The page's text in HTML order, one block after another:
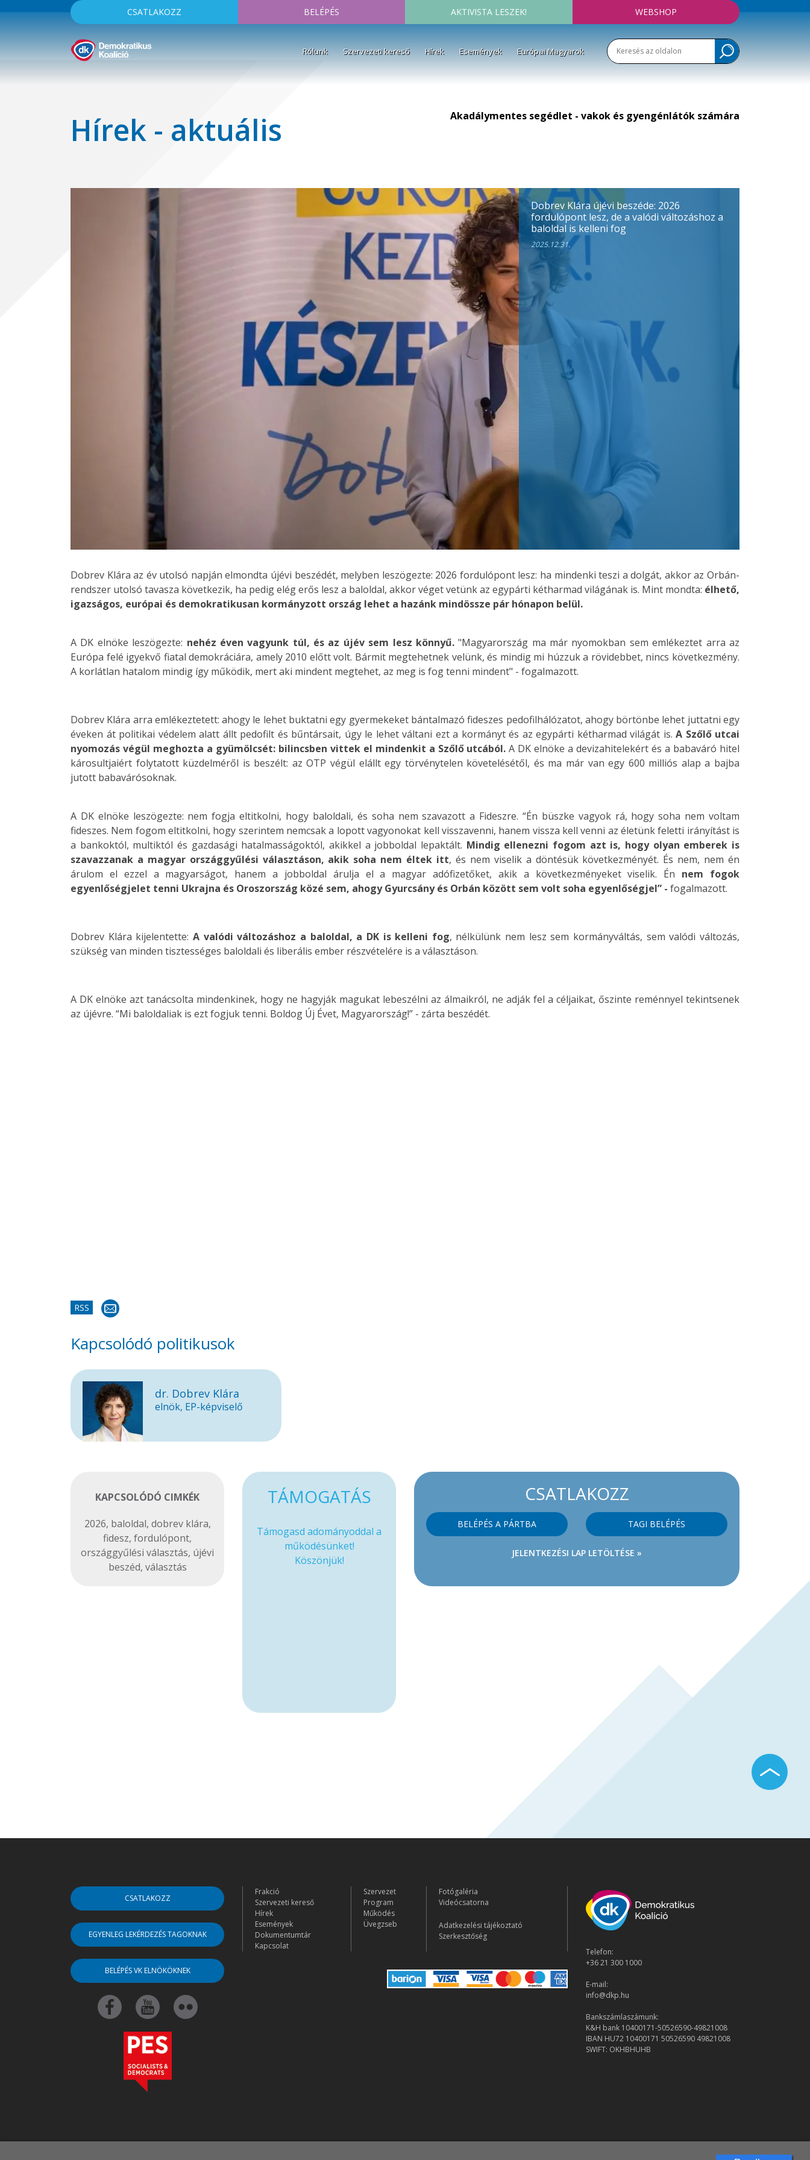
CSATLAKOZZ BELÉPÉS AKTIVISTA LESZEK! WEBSHOP
Rólunk Szervezeti kereső Hírek Események Európai Magyarok
Hírek - aktuális Akadálymentes segédlet - vakok és gyengénlátók számára
Dobrev Klára újévi beszéde: 2026
fordulópont lesz, de a valódi változáshoz a
baloldal is kelleni fog
2025.12.31.
Dobrev Klára az év utolsó napján elmondta újévi beszédét, melyben leszögezte: 2026 fordulópont lesz: ha mindenki teszi a dolgát, akkor az Orbán-
rendszer utolsó tavasza következik, ha pedig elég erős lesz a baloldal, akkor véget vetünk az egypárti kétharmad világának is. Mint mondta: élhető,
igazságos, európai és demokratikusan kormányzott ország lehet a hazánk mindössze pár hónapon belül.
A DK elnöke leszögezte: nehéz éven vagyunk túl, és az újév sem lesz könnyű."Magyarország ma már nyomokban sem emlékeztet arra az
Európa felé igyekvő fiatal demokráciára, amely 2010 előtt volt. Bármit megtehetnek velünk, és mindig mi húzzuk a rövidebbet, nincs következmény.
A korlátlan hatalom mindig így működik, mert aki mindent megtehet, az meg is fog tenni mindent" - fogalmazott.
Dobrev Klára arra emlékeztetett: ahogy le lehet buktatni egy gyermekeket bántalmazó fideszes pedofilhálózatot, ahogy börtönbe lehet juttatni egy
éveken át politikai védelem alatt állt pedofilt és bűntársait, úgy le lehet váltani ezt a kormányt és az egypárti kétharmad világát is. A Szőlő utcai
nyomozás végül meghozta a gyümölcsét: bilincsben vittek el mindenkit a Szőlő utcából. A DK elnöke a devizahitelekért és a babaváró hitel
károsultjaiért folytatott küzdelméről is beszélt: az OTP végül elállt egy törvénytelen követelésétől, és ma már van egy 600 milliós alap a bajba
jutott babavárósoknak.
A DK elnöke leszögezte: nem fogja eltitkolni, hogy baloldali, és soha nem szavazott a Fideszre. “Én büszke vagyok rá, hogy soha nem voltam
fideszes. Nem fogom eltitkolni, hogy szerintem nemcsak a lopott vagyonokat kell visszavenni, hanem vissza kell venni az életünk feletti irányítást is
a bankoktól, multiktól és gazdasági hatalmasságoktól, akikkel a jobboldal lepaktált. Mindig ellenezni fogom azt is, hogy olyan emberek is
szavazzanak a magyar országgyűlési választáson, akik soha nem éltek itt, és nem viselik a döntésük következményét. És nem, nem én
árulom el ezzel a magyarságot, hanem a jobboldal árulja el a magyar adófizetőket, akik a következményeket viselik. Én nem fogok
egyenlőségjelet tenni Ukrajna és Oroszország közé sem, ahogy Gyurcsány és Orbán között sem volt soha egyenlőségjel” - fogalmazott.
Dobrev Klára kijelentette: A valódi változáshoz a baloldal, a DK is kelleni fog, nélkülünk nem lesz sem kormányváltás, sem valódi változás,
szükség van minden tisztességes baloldali és liberális ember részvételére is a választáson.
A DK elnöke azt tanácsolta mindenkinek, hogy ne hagyják magukat lebeszélni az álmaikról, ne adják fel a céljaikat, őszinte reménnyel tekintsenek
az újévre. “Mi baloldaliak is ezt fogjuk tenni. Boldog Új Évet, Magyarország!” - zárta beszédét.
RSS
Kapcsolódó politikusok
dr. Dobrev Klára
elnök, EP-képviselő
KAPCSOLÓDÓ CIMKÉK
2026, baloldal, dobrev klára,
fidesz, fordulópont,
országgyűlési választás, újévi
beszéd, választás
CSATLAKOZZ
BELÉPÉS A PÁRTBA TAGI BELÉPÉS
JELENTKEZÉSI LAP LETÖLTÉSE »
TÁMOGATÁS
Támogasd adományoddal a
működésünket!
Köszönjük!
CSATLAKOZZ
EGYENLEG LEKÉRDEZÉS TAGOKNAK
BELÉPÉS VK ELNÖKÖKNEK
Frakció
Szervezeti kereső
Hírek
Események
Dokumentumtár
Kapcsolat
Szervezet
Program
Működés
Üvegzseb
Fotógaléria
Videócsatorna
Adatkezelési tájékoztató
Szerkesztőség
Telefon:
+36 21 300 1000
E-mail:
info@dkp.hu
Bankszámlaszámunk:
K&H bank 10400171-50526590-49821008
IBAN HU72 10400171 50526590 49821008
SWIFT: OKHBHUHB